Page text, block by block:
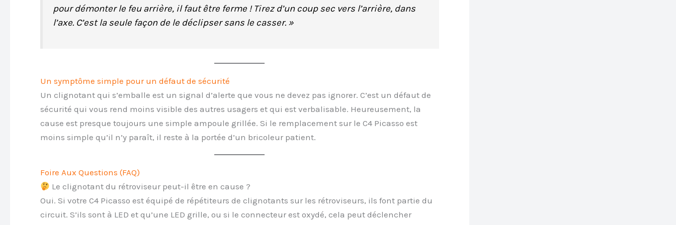
pour démonter le feu arrière, il faut être ferme ! Tirez d’un coup sec vers l’arrière, dans
l’axe. C’est la seule façon de le déclipser sans le casser. »
Un symptôme simple pour un défaut de sécurité
Un clignotant qui s’emballe est un signal d’alerte que vous ne devez pas ignorer. C’est un défaut de
sécurité qui vous rend moins visible des autres usagers et qui est verbalisable. Heureusement, la
cause est presque toujours une simple ampoule grillée. Si le remplacement sur le C4 Picasso est
moins simple qu’il n’y paraît, il reste à la portée d’un bricoleur patient.
Foire Aux Questions (FAQ)
Le clignotant du rétroviseur peut-il être en cause ?
Oui. Si votre C4 Picasso est équipé de répétiteurs de clignotants sur les rétroviseurs, ils font partie du
circuit. S’ils sont à LED et qu’une LED grille, ou si le connecteur est oxydé, cela peut déclencher